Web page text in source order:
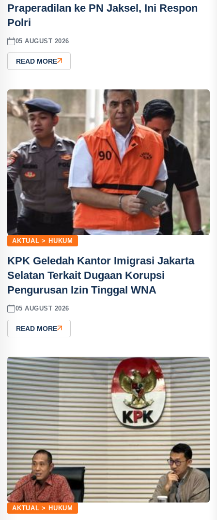
Praperadilan ke PN Jaksel, Ini Respon
Polri
05 AUGUST 2026
READ MORE
AKTUAL > HUKUM
KPK Geledah Kantor Imigrasi Jakarta
Selatan Terkait Dugaan Korupsi
Pengurusan Izin Tinggal WNA
05 AUGUST 2026
READ MORE
AKTUAL > HUKUM